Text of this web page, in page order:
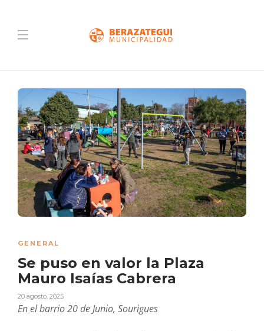
GENERAL
Se puso en valor la Plaza
Mauro Isaías Cabrera
20 agosto, 2025
En el barrio 20 de Junio, Sourigues